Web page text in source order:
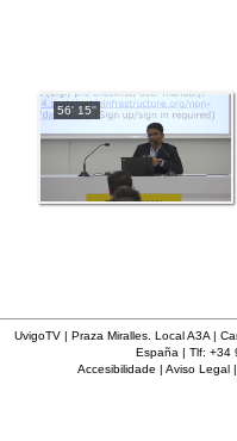
56' 15''
UvigoTV | Praza Miralles. Local A3A |
España | Tlf: +34
Accesibilidade | Aviso Legal|